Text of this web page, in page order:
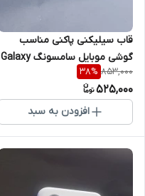
قاب سیلیکنی پاکنی مناسب
گوشی موبایل سامسونگ Galaxy
M13
853,000
38%
525,000
افزودن به سبد